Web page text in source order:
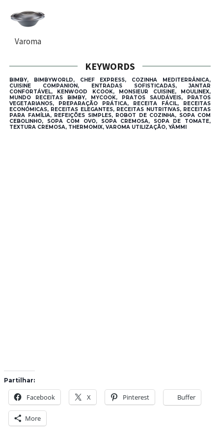
Varoma
KEYWORDS
BIMBY, BIMBYWORLD, CHEF EXPRESS, COZINHA MEDITERRÂNICA,
CUISINE COMPANION, ENTRADAS SOFISTICADAS, JANTAR
CONFORTÁVEL, KENWOOD KCOOK, MONSIEUR CUISINE, MOULINEX,
MUNDO RECEITAS BIMBY, MYCOOK, PRATOS SAUDÁVEIS, PRATOS
VEGETARIANOS, PREPARAÇÃO PRÁTICA, RECEITA FÁCIL, RECEITAS
ECONÓMICAS, RECEITAS ELEGANTES, RECEITAS NUTRITIVAS, RECEITAS
PARA FAMÍLIA, REFEIÇÕES SIMPLES, ROBOT DE COZINHA, SOPA COM
CEBOLINHO, SOPA COM OVO, SOPA CREMOSA, SOPA DE TOMATE,
TEXTURA CREMOSA, THERMOMIX, VAROMA UTILIZAÇÃO, YÄMMI
Partilhar:
Facebook X Pinterest Buffer
More